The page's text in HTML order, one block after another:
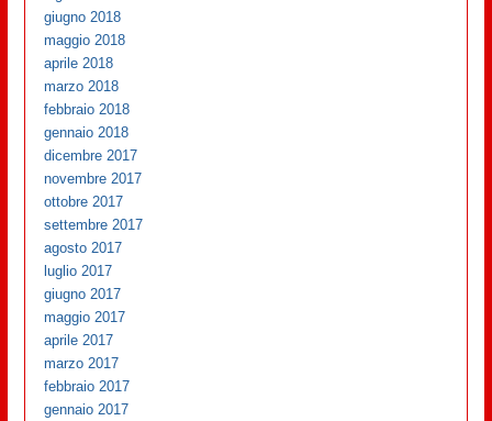
giugno 2018
maggio 2018
aprile 2018
marzo 2018
febbraio 2018
gennaio 2018
dicembre 2017
novembre 2017
ottobre 2017
settembre 2017
agosto 2017
luglio 2017
giugno 2017
maggio 2017
aprile 2017
marzo 2017
febbraio 2017
gennaio 2017